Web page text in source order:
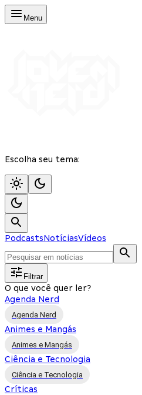
Menu
Escolha seu tema:
PodcastsNotíciasVídeos
Filtrar
O que você quer ler?
Agenda Nerd
Agenda Nerd
Animes e Mangás
Animes e Mangás
Ciência e Tecnologia
Ciência e Tecnologia
Críticas